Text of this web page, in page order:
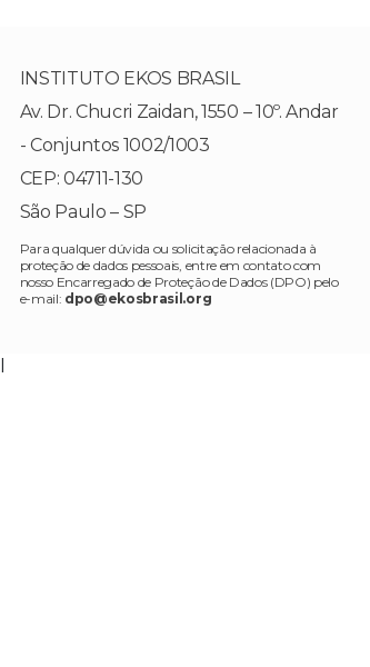
INSTITUTO EKOS BRASIL
Av. Dr. Chucri Zaidan, 1550 – 10º. Andar
- Conjuntos 1002/1003
CEP: 04711-130
São Paulo – SP
Para qualquer dúvida ou solicitação relacionada à
proteção de dados pessoais, entre em contato com
nosso Encarregado de Proteção de Dados (DPO) pelo
e-mail: dpo@ekosbrasil.org